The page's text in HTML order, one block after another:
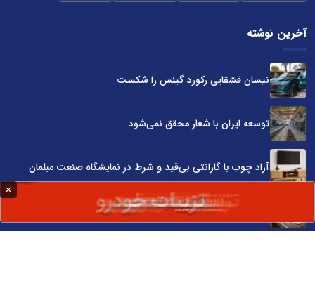
آخرین نوشته
نیسان قشقایی رکورد گینس را شکست
توسعه ایران با شعار محقق نمی‌شود
آراد چوب با گارانتی بی‌قید و شرط در نمایشگاه صنعت مبلمان